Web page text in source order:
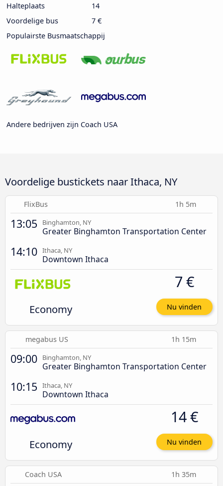
Halteplaats
14
Voordelige bus
7 €
Populairste Busmaatschappij
Andere bedrijven zijn Coach USA
Voordelige bustickets naar Ithaca, NY
FlixBus 1h 5m
13:05 Binghamton, NY
Greater Binghamton Transportation Center
14:10 Ithaca, NY
Downtown Ithaca
Economy
7 €
Nu vinden
megabus US 1h 15m
09:00 Binghamton, NY
Greater Binghamton Transportation Center
10:15 Ithaca, NY
Downtown Ithaca
Economy
14 €
Nu vinden
Coach USA 1h 35m